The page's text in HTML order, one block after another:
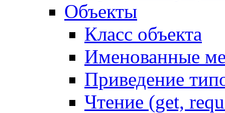
Объекты
Класс объекта
Именованные
Приведение
Чтение (get,